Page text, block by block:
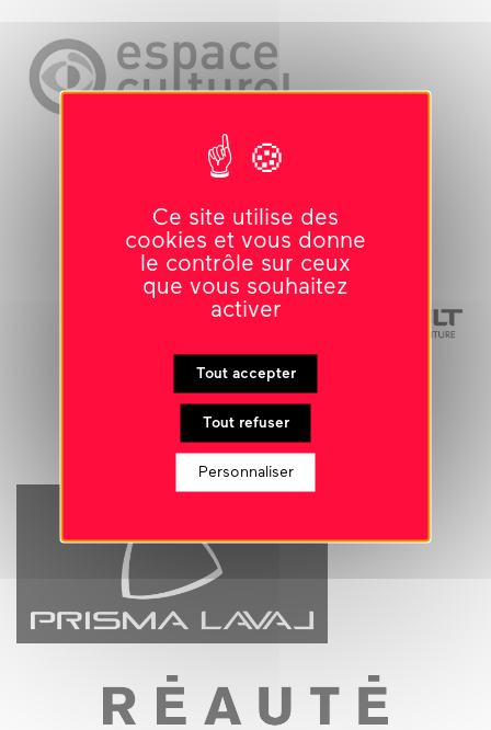
Ce site utilise des
cookies et vous donne
le contrôle sur ceux
que vous souhaitez
activer
Tout accepter
Tout refuser
Personnaliser